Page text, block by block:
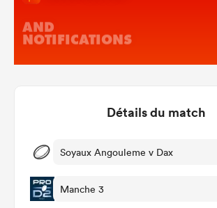
Détails du match
Soyaux Angouleme v Dax
Manche 3